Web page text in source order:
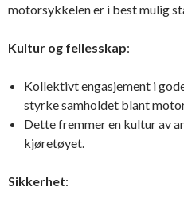
motorsykkelen er i best mulig
Kultur og fellesskap:
Kollektivt engasjement i
styrke samholdet blant
Dette fremmer en kultur av
kjøretøyet.
Sikkerhet: